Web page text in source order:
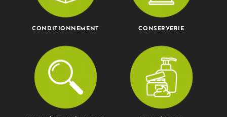
CONDITIONNEMENT CONSERVERIE